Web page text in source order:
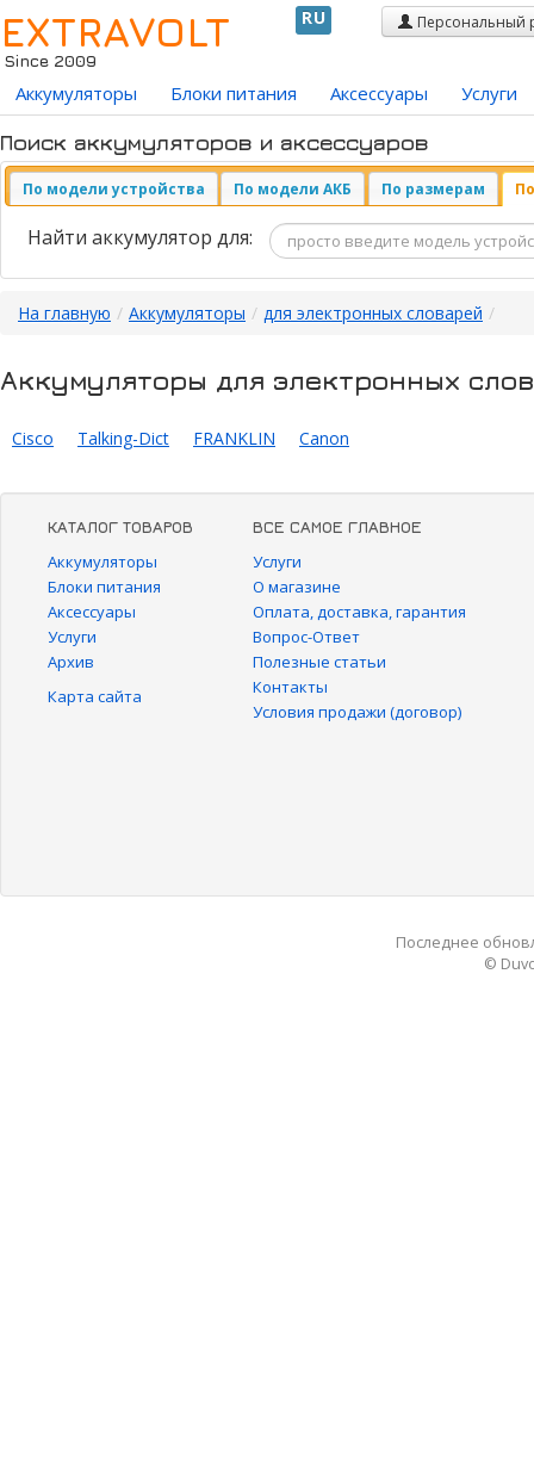
EXTRAVOLT
Since 2009
RU Персональный
Аккумуляторы Блоки питания Аксессуары Услуги
Поиск аккумуляторов и аксессуаров
По модели устройства По модели АКБ По размерам
Найти аккумулятор для:
На главную / Аккумуляторы / для электронных словарей /
Аккумуляторы для электронных
Cisco Talking-Dict FRANKLIN Canon
КАТАЛОГ ТОВАРОВ
Аккумуляторы
Блоки питания
Аксессуары
Услуги
Архив
Карта сайта
ВСЕ САМОЕ ГЛАВНОЕ
Услуги
О магазине
Оплата, доставка, гарантия
Вопрос-Ответ
Полезные статьи
Контакты
Условия продажи (договор)
Последнее
©